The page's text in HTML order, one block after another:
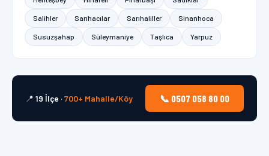
Salihler Sarıhacılar Sarıhaliller Sinanhoca
Susuzşahap Süleymaniye Taşlıca Yarpuz
📍 19 İlçe · 700+ Mahalle/Köy 📞 0507 058 80 00